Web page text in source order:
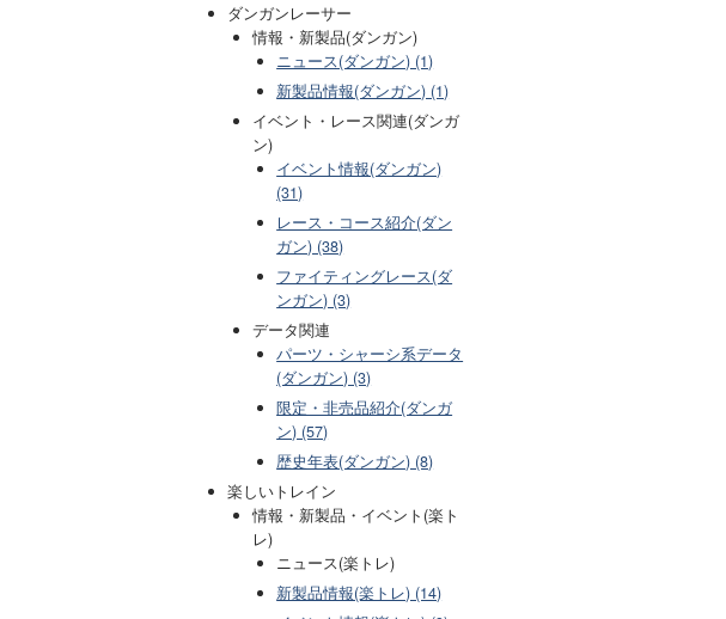
ダンガンレーサー
情報・新製品(ダンガン)
ニュース(ダンガン) (1)
新製品情報(ダンガン) (1)
イベント・レース関連(ダンガ
ン)
イベント情報(ダンガン)
(31)
レース・コース紹介(ダン
ガン) (38)
ファイティングレース(ダ
ンガン) (3)
データ関連
パーツ・シャーシ系データ
(ダンガン) (3)
限定・非売品紹介(ダンガ
ン) (57)
歴史年表(ダンガン) (8)
楽しいトレイン
情報・新製品・イベント(楽ト
レ)
ニュース(楽トレ)
新製品情報(楽トレ) (14)